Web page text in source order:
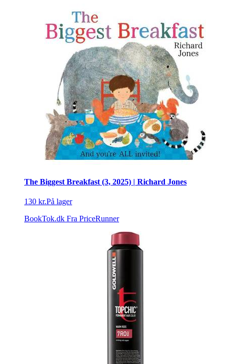
The Biggest Breakfast (3, 2025) | Richard Jones
130 kr.På lager
BookTok.dk Fra PriceRunner